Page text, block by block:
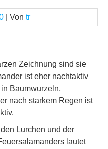
| Von tr
Zeichnung sind sie
ist eher nachtaktiv
Baumwurzeln,
nach starkem Regen ist
Lurchen und der
lautet